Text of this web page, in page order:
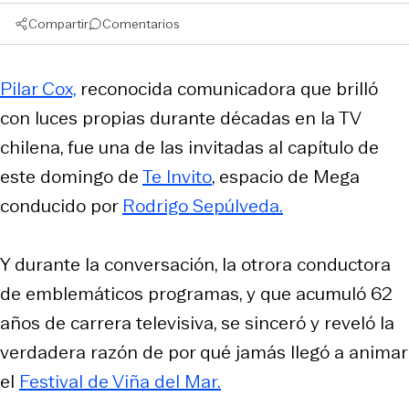
Compartir Comentarios
Pilar Cox, reconocida comunicadora que brilló
con luces propias durante décadas en la TV
chilena, fue una de las invitadas al capítulo de
este domingo deTe Invito, espacio de Mega
conducido por Rodrigo Sepúlveda.
Y durante la conversación, la otrora conductora
de emblemáticos programas, y que acumuló 62
años de carrera televisiva, se sinceró y reveló la
verdadera razón de por qué jamás llegó a animar
el Festival de Viña del Mar.